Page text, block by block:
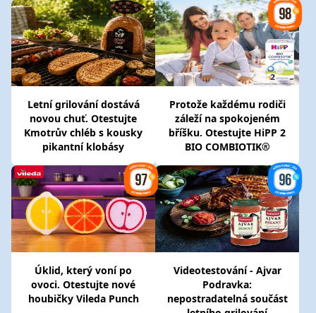
Letní grilování dostává
novou chuť. Otestujte
Kmotrův chléb s kousky
pikantní klobásy
Protože každému rodiči
záleží na spokojeném
bříšku. Otestujte HiPP 2
BIO COMBIOTIK®
Úklid, který voní po
ovoci. Otestujte nové
houbičky Vileda Punch
Videotestování - Ajvar
Podravka:
nepostradatelná součást